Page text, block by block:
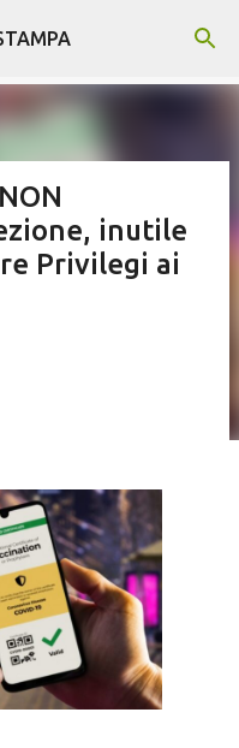
principali
inutile
Privilegi ai